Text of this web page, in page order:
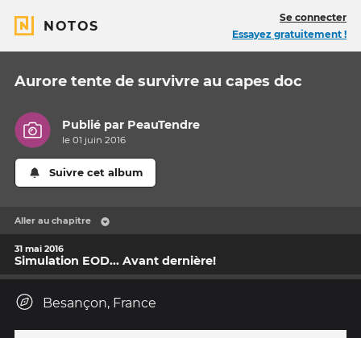
NOTOS
Se connecter
Essayez gratuitement !
Aurore tente de survivre au capes doc
Publié par PeauTendre
le 01 juin 2016
Suivre cet album
Aller au chapitre
31 mai 2016
Simulation EOD... Avant dernière!
Besançon, France